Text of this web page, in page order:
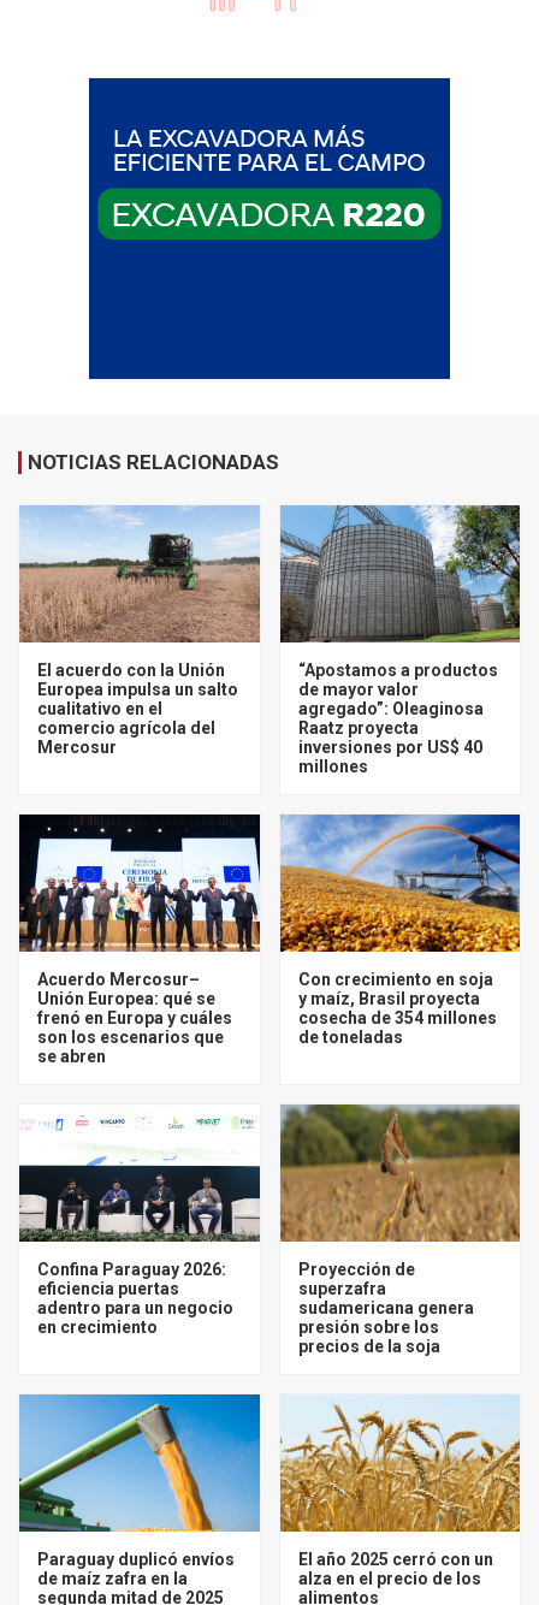
NOTICIAS RELACIONADAS
El acuerdo con la Unión
Europea impulsa un salto
cualitativo en el
comercio agrícola del
Mercosur
“Apostamos a productos
de mayor valor
agregado”: Oleaginosa
Raatz proyecta
inversiones por US$ 40
millones
Acuerdo Mercosur–
Unión Europea: qué se
frenó en Europa y cuáles
son los escenarios que
se abren
Con crecimiento en soja
y maíz, Brasil proyecta
cosecha de 354 millones
de toneladas
Confina Paraguay 2026:
eficiencia puertas
adentro para un negocio
en crecimiento
Proyección de
superzafra
sudamericana genera
presión sobre los
precios de la soja
Paraguay duplicó envíos
de maíz zafra en la
segunda mitad de 2025
El año 2025 cerró con un
alza en el precio de los
alimentos